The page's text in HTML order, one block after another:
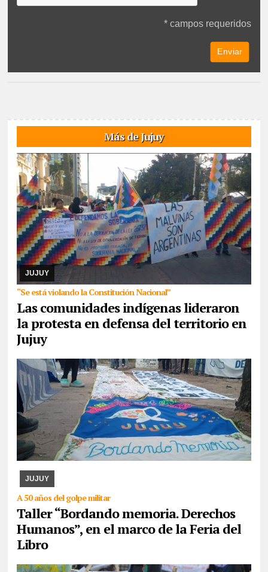
* campos requeridos
Más de Jujuy
JUJUY
“Se está violando la Constitución Nacional”
Las comunidades indígenas lideraron
la protesta en defensa del territorio en
Jujuy
07/08/2026 Reunidos por el rechazo a “la venta de la
Pachamama”, manifestantes de todos los sectores sociales de la
provincia confluyeron en San Salvador para r ...
JUJUY
A 50 años del golpe militar
Taller “Bordando memoria. Derechos
Humanos”, en el marco de la Feria del
Libro
07/08/2026 La actividad se desarrollará esta tarde en CAJA. Se
además, quienes participen pod ...